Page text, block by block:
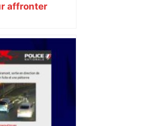
affronter